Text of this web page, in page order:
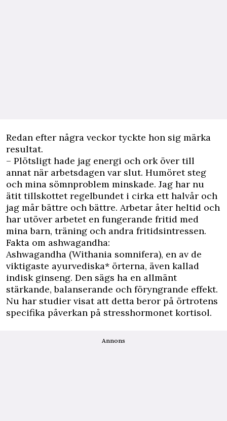
Redan efter några veckor tyckte hon sig märka
resultat.
– Plötsligt hade jag energi och ork över till
annat när arbetsdagen var slut. Humöret steg
och mina sömnproblem minskade. Jag har nu
ätit tillskottet regelbundet i cirka ett halvår och
jag mår bättre och bättre. Arbetar åter heltid och
har utöver arbetet en fungerande fritid med
mina barn, träning och andra fritidsintressen.
Fakta om ashwagandha:
Ashwagandha (Withania somnifera), en av de
viktigaste ayurvediska* örterna, även kallad
indisk ginseng. Den sägs ha en allmänt
stärkande, balanserande och föryngrande effekt.
Nu har studier visat att detta beror på örtrotens
specifika påverkan på stresshormonet kortisol.
Annons